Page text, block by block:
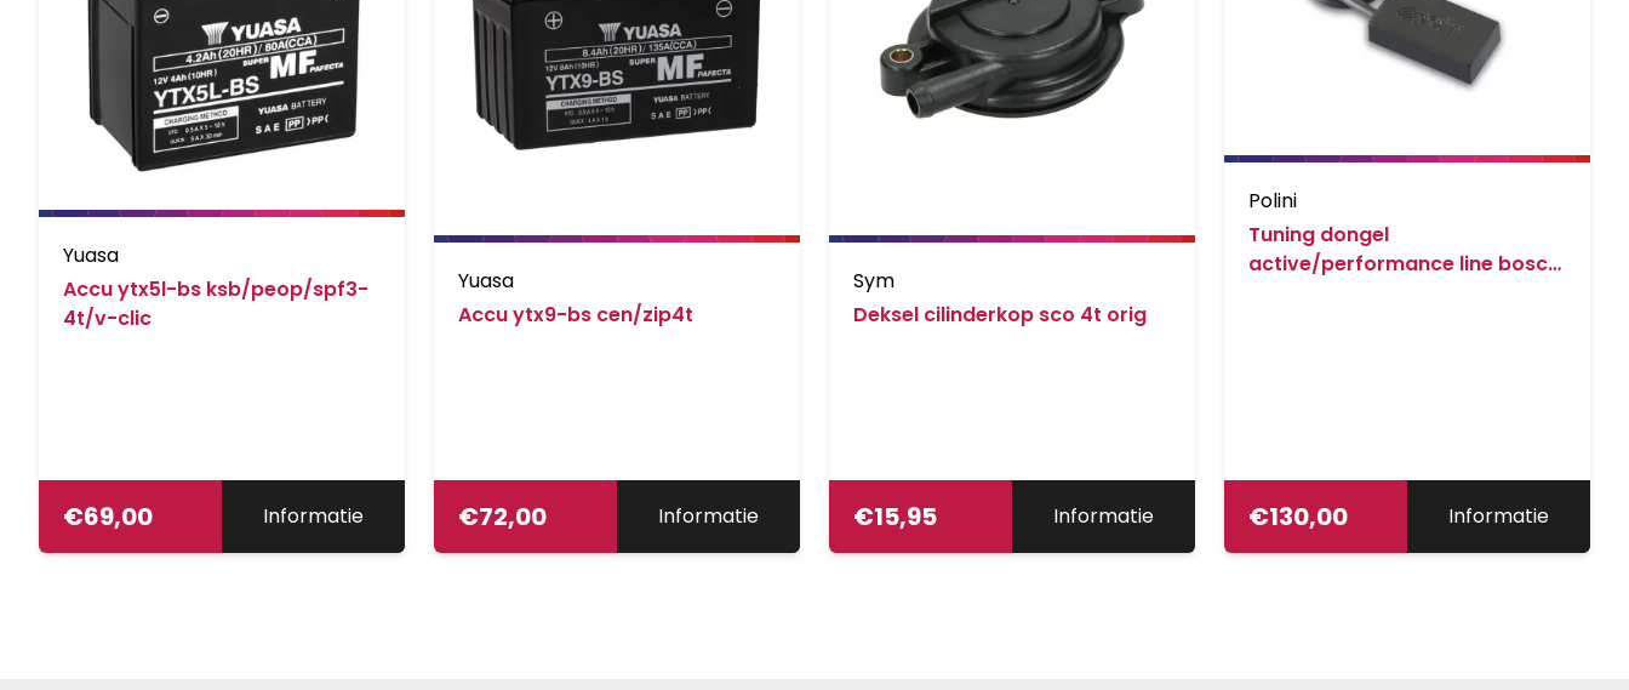
Yuasa
Accu ytx5l-bs ksb/peop/spf3-
4t/v-clic
€69,00 Informatie
Yuasa
Accu ytx9-bs cen/zip4t
€72,00 Informatie
Sym
Deksel cilinderkop sco 4t orig
€15,95 Informatie
Polini
Tuning dongel
active/performance line bosch
€130,00 Informatie